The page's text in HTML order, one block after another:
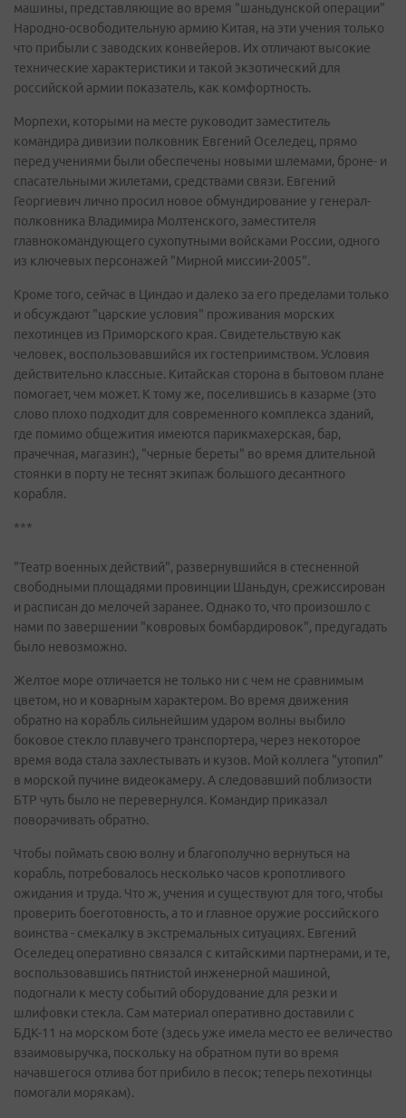
машины, представляющие во время "шаньдунской операции"
Народно-освободительную армию Китая, на эти учения только
что прибыли с заводских конвейеров. Их отличают высокие
технические характеристики и такой экзотический для
российской армии показатель, как комфортность.
Морпехи, которыми на месте руководит заместитель
командира дивизии полковник Евгений Оселедец, прямо
перед учениями были обеспечены новыми шлемами, броне- и
спасательными жилетами, средствами связи. Евгений
Георгиевич лично просил новое обмундирование у генерал-
полковника Владимира Молтенского, заместителя
главнокомандующего сухопутными войсками России, одного
из ключевых персонажей "Мирной миссии-2005".
Кроме того, сейчас в Циндао и далеко за его пределами только
и обсуждают "царские условия" проживания морских
пехотинцев из Приморского края. Свидетельствую как
человек, воспользовавшийся их гостеприимством. Условия
действительно классные. Китайская сторона в бытовом плане
помогает, чем может. К тому же, поселившись в казарме (это
слово плохо подходит для современного комплекса зданий,
где помимо общежития имеются парикмахерская, бар,
прачечная, магазин:), "черные береты" во время длительной
стоянки в порту не теснят экипаж большого десантного
корабля.
***
"Театр военных действий", развернувшийся в стесненной
свободными площадями провинции Шаньдун, срежиссирован
и расписан до мелочей заранее. Однако то, что произошло с
нами по завершении "ковровых бомбардировок", предугадать
было невозможно.
Желтое море отличается не только ни с чем не сравнимым
цветом, но и коварным характером. Во время движения
обратно на корабль сильнейшим ударом волны выбило
боковое стекло плавучего транспортера, через некоторое
время вода стала захлестывать и кузов. Мой коллега "утопил"
в морской пучине видеокамеру. А следовавший поблизости
БТР чуть было не перевернулся. Командир приказал
поворачивать обратно.
Чтобы поймать свою волну и благополучно вернуться на
корабль, потребовалось несколько часов кропотливого
ожидания и труда. Что ж, учения и существуют для того, чтобы
проверить боеготовность, а то и главное оружие российского
воинства - смекалку в экстремальных ситуациях. Евгений
Оселедец оперативно связался с китайскими партнерами, и те,
воспользовавшись пятнистой инженерной машиной,
подогнали к месту событий оборудование для резки и
шлифовки стекла. Сам материал оперативно доставили с
БДК-11 на морском боте (здесь уже имела место ее величество
взаимовыручка, поскольку на обратном пути во время
начавшегося отлива бот прибило в песок; теперь пехотинцы
помогали морякам).